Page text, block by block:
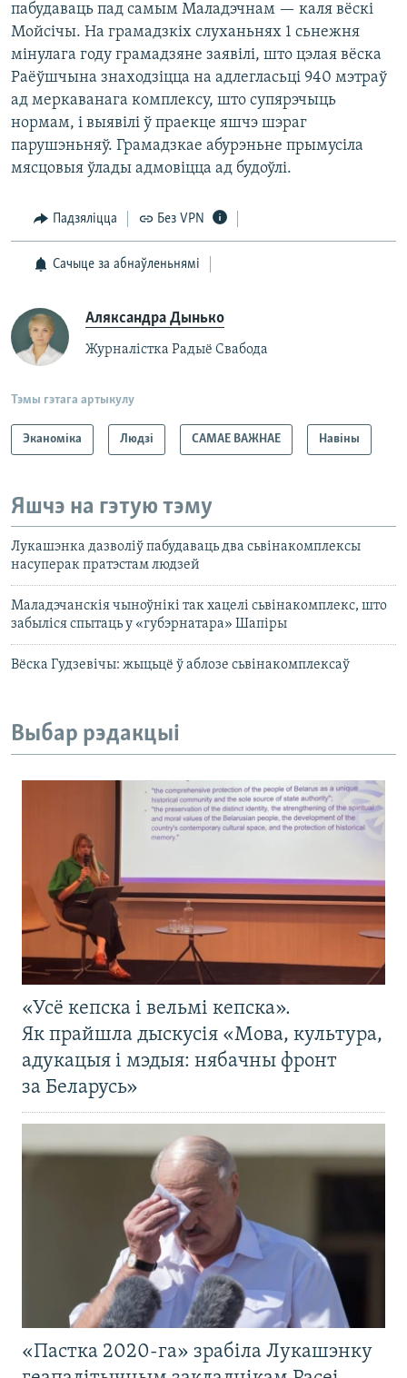
пабудаваць пад самым Маладэчнам — каля вёскі
Мойсічы. На грамадзкіх слуханьнях 1 сьнежня
мінулага году грамадзяне заявілі, што цэлая вёска
Раёўшчына знаходзіцца на адлегласьці 940 мэтраў
ад меркаванага комплексу, што супярэчыць
нормам, і выявілі ў праекце яшчэ шэраг
парушэньняў. Грамадзкае абурэньне прымусіла
мясцовыя ўлады адмовіцца ад будоўлі.
Падзяліцца Без VPN
Сачыце за абнаўленьнямі
Аляксандра Дынько
Журналістка Радыё Свабода
Тэмы гэтага артыкулу
Эканоміка Людзі САМАЕ ВАЖНАЕ Навіны
Яшчэ на гэтую тэму
Лукашэнка дазволіў пабудаваць два сьвінакомплексы
насуперак пратэстам людзей
Маладэчанскія чыноўнікі так хацелі сьвінакомплекс, што
забыліся спытаць у «губэрнатара» Шапіры
Вёска Гудзевічы: жыцьцё ў аблозе сьвінакомплексаў
Выбар рэдакцыі
«Усё кепска і вельмі кепска».
Як прайшла дыскусія «Мова, культура,
адукацыя і мэдыя: нябачны фронт
за Беларусь»
«Пастка 2020-га» зрабіла Лукашэнку